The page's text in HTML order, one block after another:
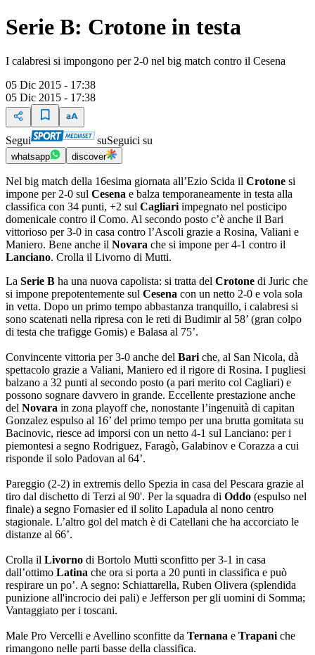
Serie B: Crotone in testa
I calabresi si impongono per 2-0 nel big match contro il Cesena
05 Dic 2015 - 17:38
05 Dic 2015 - 17:38
Segui suSeguici su
whatsapp discover
Nel big match della 16esima giornata all’Ezio Scida il Crotone si
impone per 2-0 sul Cesena e balza temporaneamente in testa alla
classifica con 34 punti, +2 sul Cagliari impegnato nel posticipo
domenicale contro il Como. Al secondo posto c’è anche il Bari
vittorioso per 3-0 in casa contro l’Ascoli grazie a Rosina, Valiani e
Maniero. Bene anche il Novara che si impone per 4-1 contro il
Lanciano. Crolla il Livorno di Mutti.
La Serie B ha una nuova capolista: si tratta del Crotone di Juric che
si impone prepotentemente sul Cesena con un netto 2-0 e vola sola
in vetta. Dopo un primo tempo abbastanza tranquillo, i calabresi si
sono scatenati nella ripresa con le reti di Budimir al 58’ (gran colpo
di testa che trafigge Gomis) e Balasa al 75’.
Convincente vittoria per 3-0 anche del Bari che, al San Nicola, dà
spettacolo grazie a Valiani, Maniero ed il rigore di Rosina. I pugliesi
balzano a 32 punti al secondo posto (a pari merito col Cagliari) e
possono sognare davvero in grande. Eccellente prestazione anche
del Novara in zona playoff che, nonostante l’ingenuità di capitan
Gonzalez espulso al 16’ del primo tempo per una brutta gomitata su
Bacinovic, riesce ad imporsi con un netto 4-1 sul Lanciano: per i
piemontesi a segno Rodriguez, Faragò, Galabinov e Corazza a cui
risponde il solo Padovan al 64’.
Pareggio (2-2) in extremis dello Spezia in casa del Pescara grazie al
tiro dal dischetto di Terzi al 90'. Per la squadra di Oddo (espulso nel
finale) a segno Fornasier ed il solito Lapadula al nono centro
stagionale. L’altro gol del match è di Catellani che ha accorciato le
distanze al 66’.
Crolla il Livorno di Bortolo Mutti sconfitto per 3-1 in casa
dall’ottimo Latina che ora si porta a 20 punti in classifica e può
respirare un po’. A segno: Schiattarella, Ruben Olivera (splendida
punizione all'incrocio dei pali) e Jefferson per gli uomini di Somma;
Vantaggiato per i toscani.
Male Pro Vercelli e Avellino sconfitte da Ternana e Trapani che
rimangono nelle parti basse della classifica.